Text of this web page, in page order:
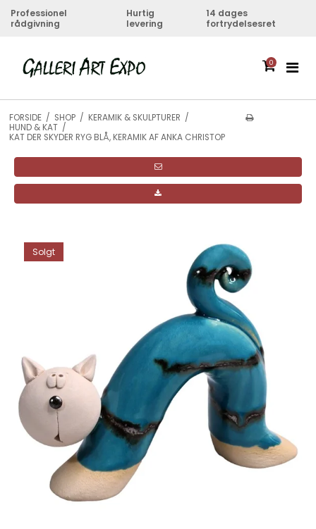
Professionel
rådgivning
Hurtig
levering
14 dages
fortrydelsesret
0
FORSIDE / SHOP / KERAMIK & SKULPTURER /
HUND & KAT /
KAT DER SKYDER RYG BLÅ, KERAMIK AF ANKA CHRISTOP
Solgt